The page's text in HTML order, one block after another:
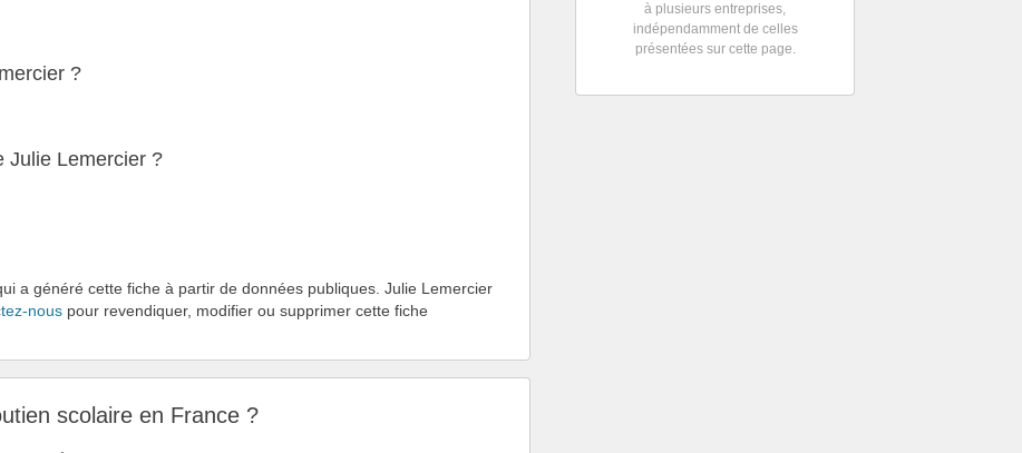
à plusieurs entreprises,
indépendamment de celles
présentées sur cette page.
?
Julie Lemercier ?
a généré cette fiche à partir de données publiques. Julie Lemercier
nous pour revendiquer, modifier ou supprimer cette fiche
scolaire en France ?